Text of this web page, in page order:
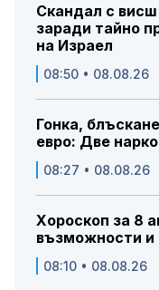
Скандал с
заради тайно
на Израел
08:50 • 08.08.26
Гонка,
евро: Две
08:27 • 08.08.26
Хороскоп за 8
възможности
08:10 • 08.08.26